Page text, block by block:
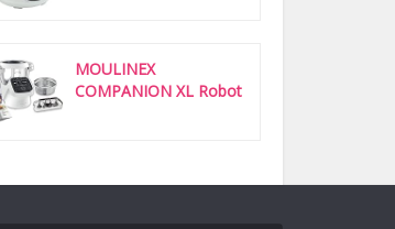
MOULINEX
COMPANION XL Robot